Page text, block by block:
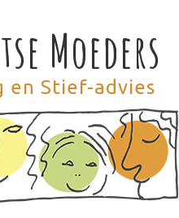
Moeders
en Stief-advies